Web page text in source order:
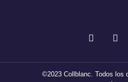
F
e
b
T
t
t
©2023 Collblanc. Todos los